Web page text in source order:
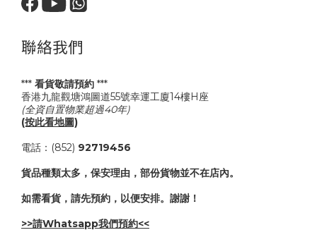
聯絡我們
*** 看貨敬請預約 ***
香港九龍觀塘鴻圖道55號幸運工廈14樓H座
(全資自置物業超過40年)
(按此看地圖)
電話：(852) 92719456
貨品種類太多，保安理由，部份貨物並不在店內。
如需看貨，請先預約，以便安排。謝謝！
>>請Whatsapp我們預約<<